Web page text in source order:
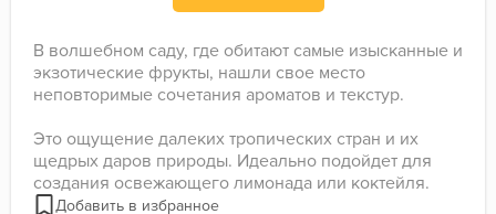
В волшебном саду, где обитают самые изысканные и
экзотические фрукты, нашли свое место
неповторимые сочетания ароматов и текстур.
Это ощущение далеких тропических стран и их
щедрых даров природы. Идеально подойдет для
создания освежающего лимонада или коктейля.